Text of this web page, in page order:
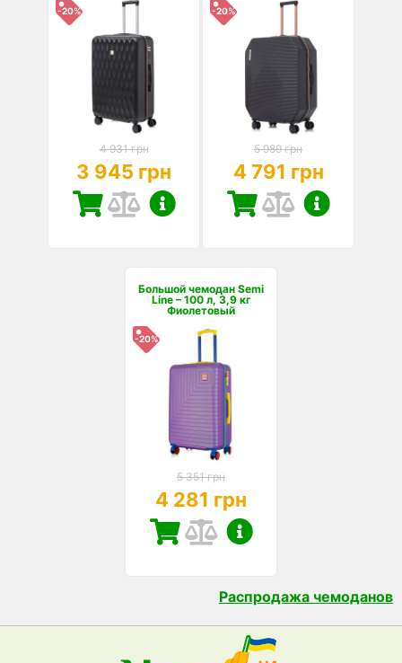
-20%
4 931 грн
3 945 грн
-20%
5 989 грн
4 791 грн
Большой чемодан Semi
Line – 100 л, 3,9 кг
Фиолетовый
-20%
5 351 грн
4 281 грн
Распродажа чемоданов